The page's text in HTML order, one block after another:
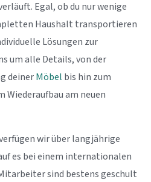
Egal, ob du nur wenige
Haushalt transportieren
Lösungen zur
um alle Details, von der
deinerMöbel bis hin zum
Wiederaufbau am neuen
wir über langjährige
es bei einem internationalen
sind bestens geschult